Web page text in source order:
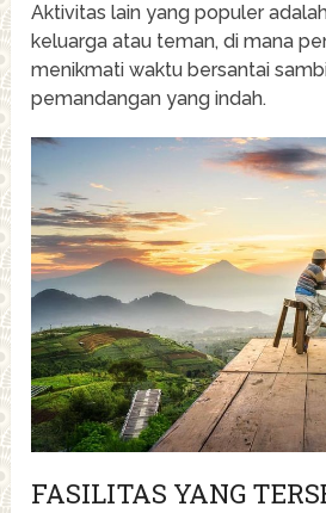
Aktivitas lain yang populer
keluarga atau teman, di mana
menikmati waktu bersantai
pemandangan yang indah.
FASILITAS YANG